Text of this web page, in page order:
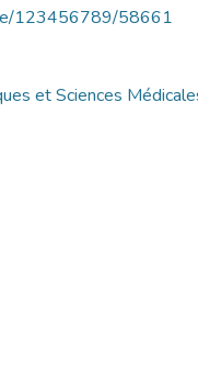
123456789/58661
et Sciences